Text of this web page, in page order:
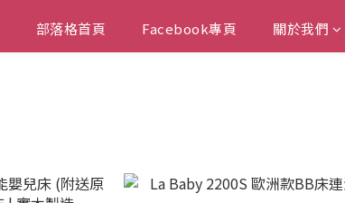
部落格首頁 Facebook專頁 關於我們